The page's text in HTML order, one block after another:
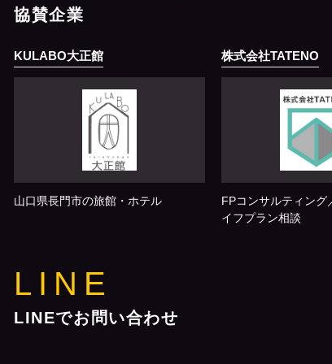
協賛企業
KULABO大正館
山口県長門市の旅館・ホテル
株式会社TATENO
FPコンサルティング
イフプラン相談
LINE
LINEでお問い合わせ